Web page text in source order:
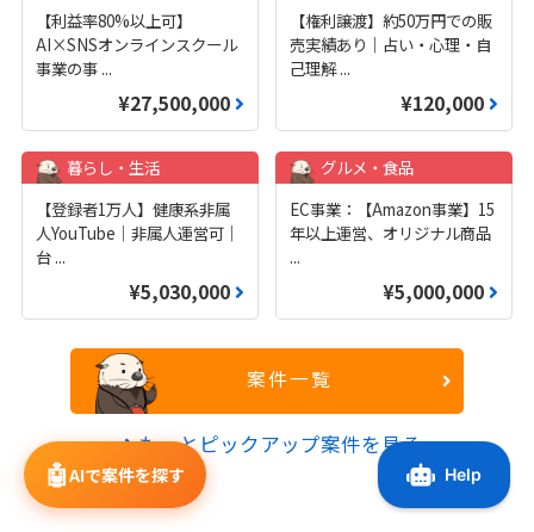
【利益率80%以上可】
AI×SNSオンラインスクール
事業の事 ...
¥27,500,000
【権利譲渡】約50万円での販
売実績あり｜占い・心理・自
己理解...
¥120,000
暮らし・生活
【登録者1万人】健康系非属
人YouTube｜非属人運営可｜
台 ...
¥5,030,000
グルメ・食品
EC事業：【Amazon事業】15
年以上運営、オリジナル商品
...
¥5,000,000
案件一覧
もっとピックアップ案件を見る
🤖AIで案件を探す